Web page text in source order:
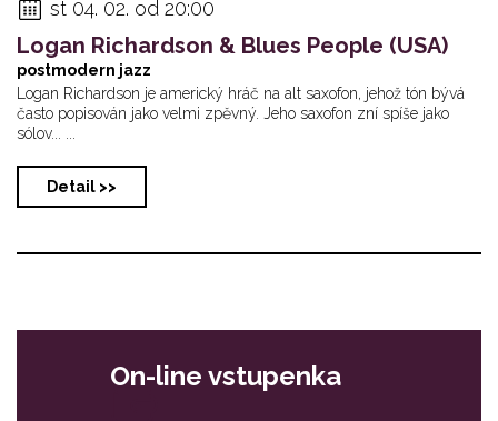
st 04. 02. od 20:00
Logan Richardson & Blues People (USA)
postmodern jazz
Logan Richardson je americký hráč na alt saxofon, jehož tón bývá
často popisován jako velmi zpěvný. Jeho saxofon zní spíše jako
sólov... ...
Detail >>
On-line vstupenka